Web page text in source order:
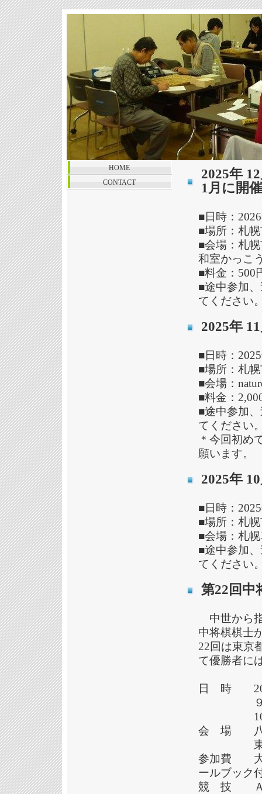
2025年
1月に開
■日時：
■場所：札
■会場：札
和室かっこ
■料金：500
■途中参加
てください
2025年
■日時：
■場所：札
■会場：
■料金：
■途中参加
てください
＊今回初め
願います。
2025年
■日時：
■場所：札
■会場：札
■途中参加
てください
第22回中
中世から
中将棋棋士
22回は東京
て優勝者に
日 時
９時
10時開
会 場 八王
東京都
参加費 大
ールブック
競 技 Ａク
HOME
CONTACT